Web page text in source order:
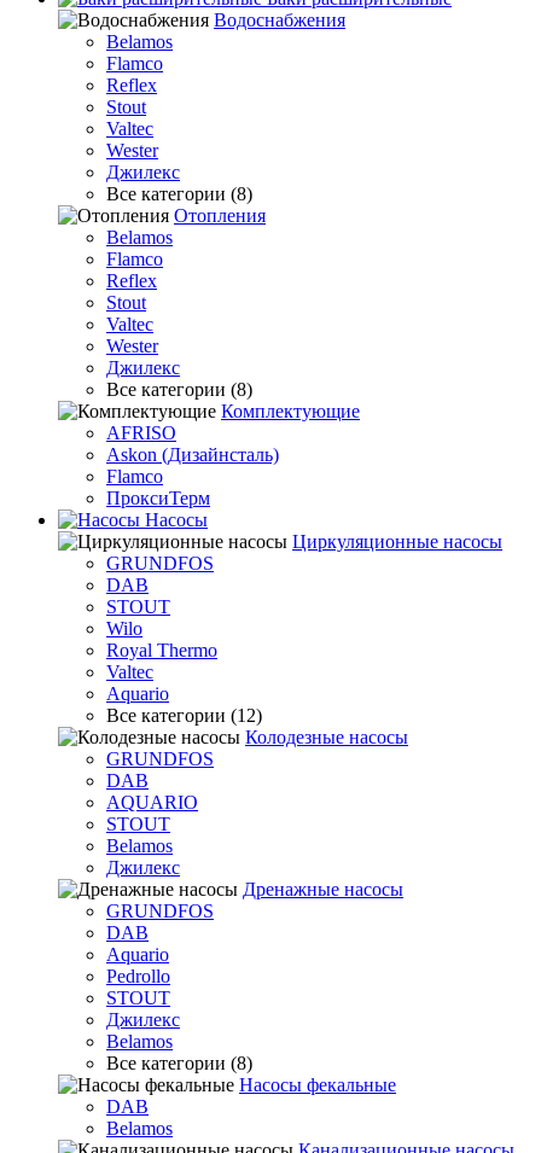
Водоснабжения
Belamos
Flamco
Reflex
Stout
Valtec
Wester
Джилекс
Все категории (8)
Отопления
Belamos
Flamco
Reflex
Stout
Valtec
Wester
Джилекс
Все категории (8)
Комплектующие
AFRISO
Askon (Дизайнсталь)
Flamco
ПроксиТерм
Насосы
Циркуляционные насосы
GRUNDFOS
DAB
STOUT
Wilo
Royal Thermo
Valtec
Aquario
Все категории (12)
Колодезные насосы
GRUNDFOS
DAB
AQUARIO
STOUT
Belamos
Джилекс
Дренажные насосы
GRUNDFOS
DAB
Aquario
Pedrollo
STOUT
Джилекс
Belamos
Все категории (8)
Насосы фекальные
DAB
Belamos